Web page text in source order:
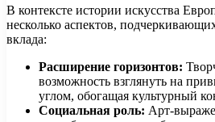
В контексте истории искусства
несколько аспектов,
вклада:
Расширение горизонтов:
возможность взглянуть на
углом, обогащая культурный
Социальная роль: Арт-